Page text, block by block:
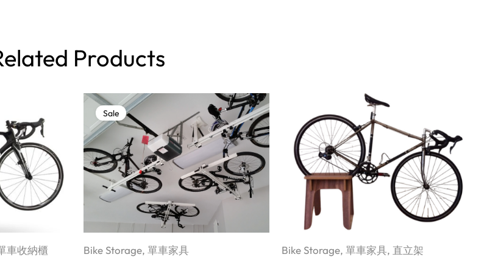
Products
車收納櫃
Sale
Bike Storage, 單車家具 Bike Storage, 單車家具, 直立架